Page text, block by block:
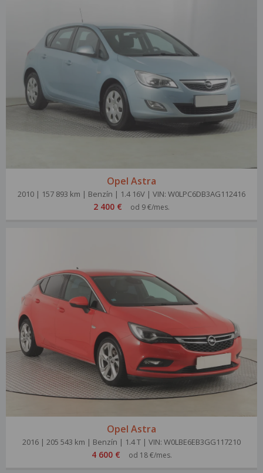
Opel Astra
2010 | 157 893 km | Benzín | 1.4 16V | VIN: W0LPC6DB3AG112416
2 400 € od 9 €/mes.
Opel Astra
2016 | 205 543 km | Benzín | 1.4 T | VIN: W0LBE6EB3GG117210
4 600 € od 18 €/mes.